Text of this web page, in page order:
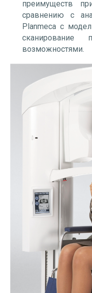
преимуществ
сравнению с
Planmeca с
сканирование
возможностями.